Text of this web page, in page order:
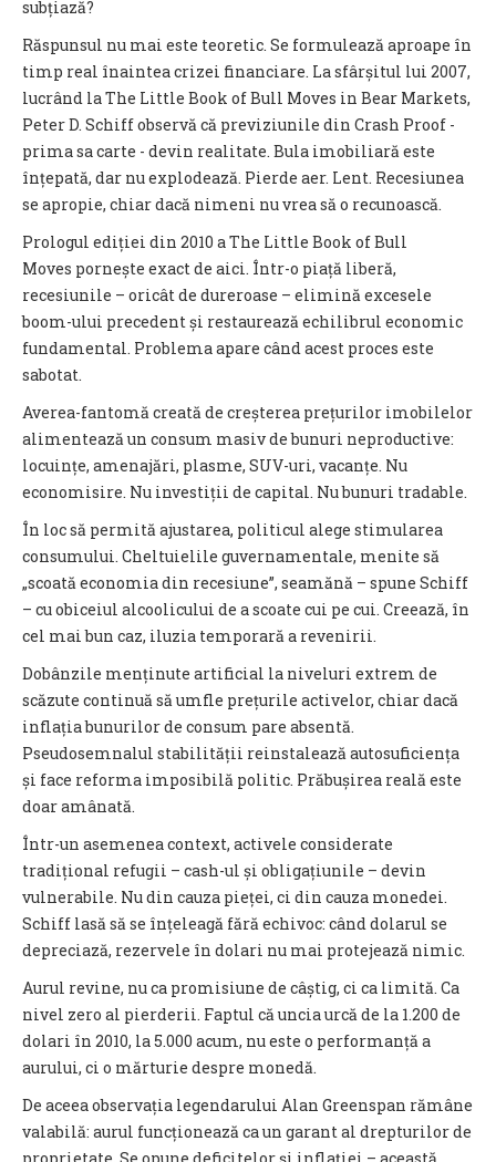
subțiază?
Răspunsul nu mai este teoretic. Se formulează aproape în
timp real înaintea crizei financiare. La sfârșitul lui 2007,
lucrând la The Little Book of Bull Moves in Bear Markets,
Peter D. Schiff observă că previziunile din Crash Proof -
prima sa carte - devin realitate. Bula imobiliară este
înțepată, dar nu explodează. Pierde aer. Lent. Recesiunea
se apropie, chiar dacă nimeni nu vrea să o recunoască.
Prologul ediției din 2010 a The Little Book of Bull
Moves pornește exact de aici. Într-o piață liberă,
recesiunile – oricât de dureroase – elimină excesele
boom-ului precedent și restaurează echilibrul economic
fundamental. Problema apare când acest proces este
sabotat.
Averea-fantomă creată de creșterea prețurilor imobilelor
alimentează un consum masiv de bunuri neproductive:
locuințe, amenajări, plasme, SUV-uri, vacanțe. Nu
economisire. Nu investiții de capital. Nu bunuri tradable.
În loc să permită ajustarea, politicul alege stimularea
consumului. Cheltuielile guvernamentale, menite să
„scoată economia din recesiune”, seamănă – spune Schiff
– cu obiceiul alcoolicului de a scoate cui pe cui. Creează, în
cel mai bun caz, iluzia temporară a revenirii.
Dobânzile menținute artificial la niveluri extrem de
scăzute continuă să umfle prețurile activelor, chiar dacă
inflația bunurilor de consum pare absentă.
Pseudosemnalul stabilității reinstalează autosuficiența
și face reforma imposibilă politic. Prăbușirea reală este
doar amânată.
Într-un asemenea context, activele considerate
tradițional refugii – cash-ul și obligațiunile – devin
vulnerabile. Nu din cauza pieței, ci din cauza monedei.
Schiff lasă să se înțeleagă fără echivoc: când dolarul se
depreciază, rezervele în dolari nu mai protejează nimic.
Aurul revine, nu ca promisiune de câștig, ci ca limită. Ca
nivel zero al pierderii. Faptul că uncia urcă de la 1.200 de
dolari în 2010, la 5.000 acum, nu este o performanță a
aurului, ci o mărturie despre monedă.
De aceea observația legendarului Alan Greenspan rămâne
valabilă: aurul funcționează ca un garant al drepturilor de